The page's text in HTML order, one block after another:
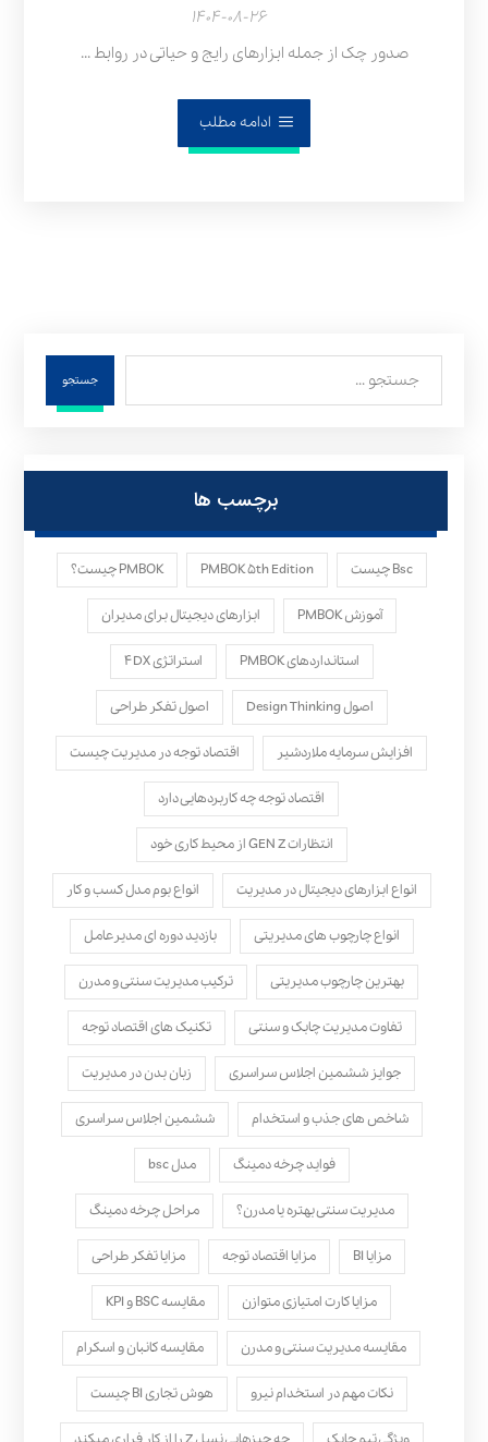
۱۴۰۴-۰۸-۲۶
صدور چک از جمله ابزارهای رایج و حیاتی در روابط ...
ادامه مطلب
جستجو
برچسب ها
Bsc چیست PMBOK ۵th Edition PMBOK چیست؟
آموزش PMBOK ابزارهای دیجیتال برای مدیران
استانداردهای PMBOK استراتژی ۴DX
اصول Design Thinking اصول تفکر طراحی
افزایش سرمایه ملاردشیر اقتصاد توجه در مدیریت چیست
اقتصاد توجه چه کاربردهایی دارد
انتظارات GEN Z از محیط کاری خود
انواع ابزارهای دیجیتال در مدیریت انواع بوم مدل کسب‌ و کار
انواع چارچوب های مدیریتی بازدید دوره ای مدیرعامل
بهترین چارچوب مدیریتی ترکیب مدیریت سنتی و مدرن
تفاوت مدیریت چابک و سنتی تکنیک های اقتصاد توجه
جوایز ششمین اجلاس سراسری زبان بدن در مدیریت
شاخص های جذب و استخدام ششمین اجلاس سراسری
فواید چرخه دمینگ مدل bsc
مدیریت سنتی بهتره یا مدرن؟ مراحل چرخه دمینگ
مزایا BI مزایا اقتصاد توجه مزایا تفکر طراحی
مزایا کارت امتیازی متوازن مقایسه BSC و KPI
مقایسه مدیریت سنتی و مدرن مقایسه کانبان و اسکرام
نکات مهم در استخدام نیرو هوش تجاری BI چیست